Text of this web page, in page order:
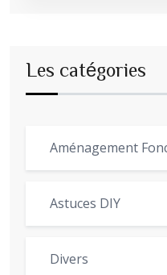
Les catégories
Aménagement
Astuces DIY
Divers